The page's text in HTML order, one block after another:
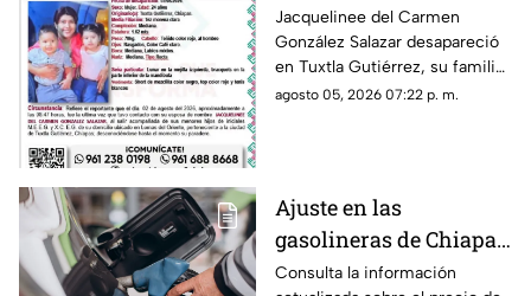
en Tuxtla Gutiérrez ¡Su
esposo levantó una
ficha de busqueda!
Jacquelinee del Carmen
González Salazar desapareció
en Tuxtla Gutiérrez, su familia
lo busca, por lo que han
agosto 05, 2026 07:22 p. m.
Ajuste en las
gasolineras de Chiapas:
Precio de la Magna,
Consulta la información